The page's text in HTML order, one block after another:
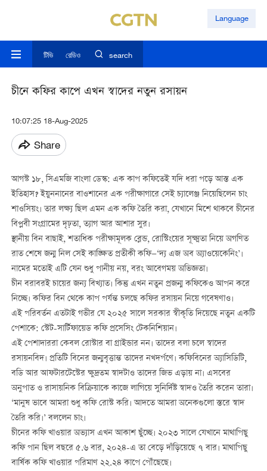
Language
টিভি রেডিও search
চীনে কফির কাপে এখন স্বাদের নতুন রসায়ন
10:07:25 18-Aug-2025
Share
আগস্ট ১৮, সিএমজি বাংলা ডেস্ক: এক কাপ কফিতেই যদি ধরা পড়ে আস্ত এক
ইতিহাস? ইয়ুননানের বাওশানের এক পরীক্ষাগারে সেই চ্যালেঞ্জ নিয়েছিলেন চাং
শাওসিয়ং। তার লক্ষ্য ছিল এমন এক কফি তৈরি করা, যেখানে মিশে থাকবে চীনের
বিপ্লবী সংগ্রামের দৃঢ়তা, ত্যাগ আর আশার সুর।
স্থানীয় বিন বাছাই, শতাধিক পরীক্ষামূলক ব্লেন্ড, রোস্টিংয়ের সূক্ষ্মতা নিয়ে অগণিত
রাত শেষে জন্ম নিল সেই কাঙ্ক্ষিত প্রতীকী কফি—‘দ্য এজ অব অ্যাওয়েকেনিং’।
নামের মতোই এটি যেন শুধু পানীয় নয়, বরং আবেগময় অভিজ্ঞতা।
চীন বরাবরই চায়ের জন্য বিখ্যাত। কিন্তু এখন নতুন প্রজন্ম কফিকেও আপন করে
নিচ্ছে। কফির বিন থেকে কাপ পর্যন্ত চলছে কফির রসায়ন নিয়ে গবেষণাও।
এই পরিবর্তন এতটাই গভীর যে ২০২৫ সালে সরকার স্বীকৃতি দিয়েছে নতুন একটি
পেশাকে: স্টেট-সার্টিফায়েড কফি প্রসেসিং টেকনিশিয়ান।
এই পেশাদাররা কেবল রোস্টার বা গ্রাইন্ডার নন। তাদের বলা চলে স্বাদের
রসায়নবিদ। প্রতিটি বিনের জন্মবৃত্তান্ত তাদের নখদর্পণে। কফিবিনের অ্যাসিডিটি,
বডি আর আফটারটেস্টের ক্ষুদ্রতম স্বাদটাও তাদের জিভ এড়ায় না। এসবের
অনুপাত ও রাসায়নিক বিক্রিয়াকে কাজে লাগিয়ে সুনির্দিষ্ট স্বাদও তৈরি করেন তারা।
‘মানুষ ভাবে আমরা শুধু কফি রোস্ট করি। আদতে আমরা অনেকগুলো স্তরে স্বাদ
তৈরি করি।’ বললেন চাং।
চীনের কফি খাওয়ার অভ্যাস এখন আকাশ ছুঁচ্ছে। ২০২৩ সালে যেখানে মাথাপিছু
কফি পান ছিল বছরে ৫.৬ বার, ২০২৪-এ তা বেড়ে দাঁড়িয়েছে ৭ বার। মাথাপিছু
বার্ষিক কফি খাওয়ার পরিমাণ ২২.২৪ কাপে পৌঁছেছে।